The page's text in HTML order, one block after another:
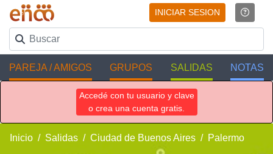
INICIAR SESION
PAREJA / AMIGOS GRUPOS SALIDAS NOTAS
Accedé con tu usuario y clave
o crea una cuenta gratis.
Inicio Salidas Ciudad de Buenos Aires Palermo